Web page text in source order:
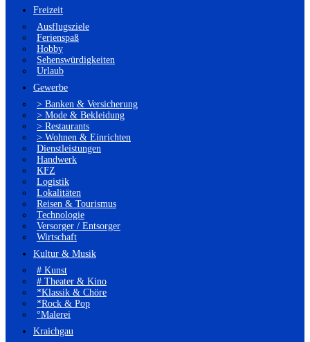
Freizeit
Ausflugsziele
Ferienspaß
Hobby
Sehenswürdigkeiten
Urlaub
Gewerbe
> Banken & Versicherung
> Mode & Bekleidung
> Restaurants
> Wohnen & Einrichten
Dienstleistungen
Handwerk
KFZ
Logistik
Lokalitäten
Reisen & Tourismus
Technologie
Versorger / Entsorger
Wirtschaft
Kultur & Musik
# Kunst
# Theater & Kino
*Klassik & Chöre
*Rock & Pop
°Malerei
Kraichgau